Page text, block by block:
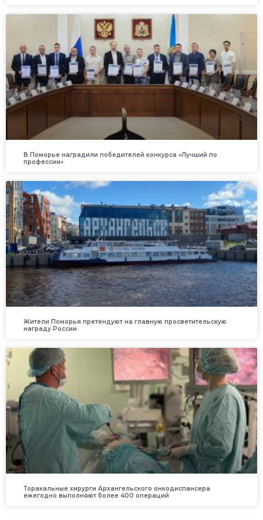
В Поморье наградили победителей конкурса «Лучший по
профессии»
Жители Поморья претендуют на главную просветительскую
награду России
Торакальные хирурги Архангельского онкодиспансера
ежегодно выполняют более 400 операций